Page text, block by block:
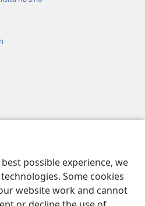
possible experience, we
Some cookies
website work and cannot